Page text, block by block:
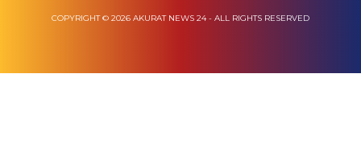
COPYRIGHT © 2026 AKURAT NEWS 24 - ALL RIGHTS RESERVED